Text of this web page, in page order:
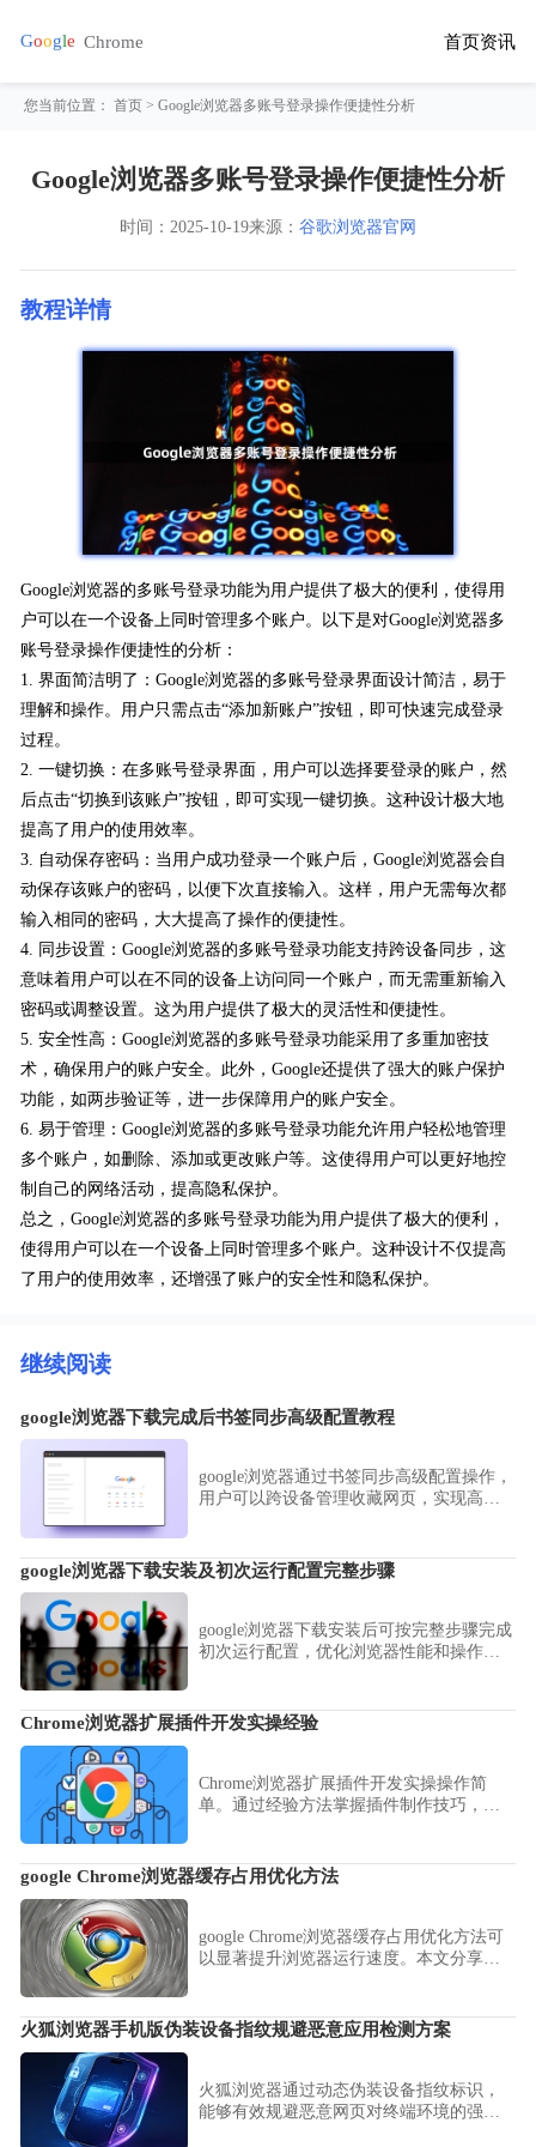
首页资讯
您当前位置：首页 > Google浏览器多账号登录操作便捷性分析
Google浏览器多账号登录操作便捷性分析
时间： 2025-10-19来源： 谷歌浏览器官网
教程详情
Google浏览器的多账号登录功能为用户提供了极大的便利，使得用
户可以在一个设备上同时管理多个账户。以下是对Google浏览器多
账号登录操作便捷性的分析：
1. 界面简洁明了：Google浏览器的多账号登录界面设计简洁，易于
理解和操作。用户只需点击“添加新账户”按钮，即可快速完成登录
过程。
2. 一键切换：在多账号登录界面，用户可以选择要登录的账户，然
后点击“切换到该账户”按钮，即可实现一键切换。这种设计极大地
提高了用户的使用效率。
3. 自动保存密码：当用户成功登录一个账户后，Google浏览器会自
动保存该账户的密码，以便下次直接输入。这样，用户无需每次都
输入相同的密码，大大提高了操作的便捷性。
4. 同步设置：Google浏览器的多账号登录功能支持跨设备同步，这
意味着用户可以在不同的设备上访问同一个账户，而无需重新输入
密码或调整设置。这为用户提供了极大的灵活性和便捷性。
5. 安全性高：Google浏览器的多账号登录功能采用了多重加密技
术，确保用户的账户安全。此外，Google还提供了强大的账户保护
功能，如两步验证等，进一步保障用户的账户安全。
6. 易于管理：Google浏览器的多账号登录功能允许用户轻松地管理
多个账户，如删除、添加或更改账户等。这使得用户可以更好地控
制自己的网络活动，提高隐私保护。
总之，Google浏览器的多账号登录功能为用户提供了极大的便利，
使得用户可以在一个设备上同时管理多个账户。这种设计不仅提高
了用户的使用效率，还增强了账户的安全性和隐私保护。
继续阅读
google浏览器下载完成后书签同步高级配置教程
google浏览器通过书签同步高级配置操作，
用户可以跨设备管理收藏网页，实现高效
google浏览器下载安装及初次运行配置完整步骤
google浏览器下载安装后可按完整步骤完成
初次运行配置，优化浏览器性能和操作流
Chrome浏览器扩展插件开发实操经验
Chrome浏览器扩展插件开发实操操作简
单。通过经验方法掌握插件制作技巧，实
google Chrome浏览器缓存占用优化方法
google Chrome浏览器缓存占用优化方法可
以显著提升浏览器运行速度。本文分享了
火狐浏览器手机版伪装设备指纹规避恶意应用检测方案
火狐浏览器通过动态伪装设备指纹标识，
能够有效规避恶意网页对终端环境的强制